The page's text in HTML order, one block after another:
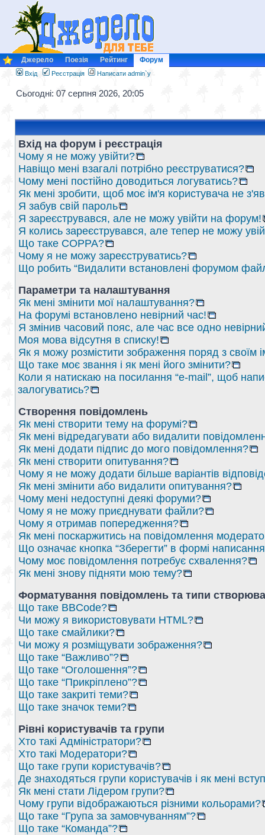
Джерело Поезія Рейтинг Форум
Вхід Реєстрація Написати admin`у
Сьогодні: 07 серпня 2026, 20:05
Вхід на форум і реєстрація
Чому я не можу увійти?
Навіщо мені взагалі потрібно реєструватися?
Чому мені постійно доводиться логуватись?
Як мені зробити, щоб моє ім'я користувача не
Я забув свій пароль
Я зареєструвався, але не можу увійти на форум!
Я колись зареєструвався, але тепер не можу
Що таке COPPA?
Чому я не можу зареєструватись?
Що робить “Видалити встановлені форумом
Параметри та налаштування
Як мені змінити мої налаштування?
На форумі встановлено невірний час!
Я змінив часовий пояс, але час все одно
Моя мова відсутня в списку!
Як я можу розмістити зображення поряд з своїм
Що таке моє звання і як мені його змінити?
Коли я натискаю на посилання “e-mail”, щоб
залогуватись?
Створення повідомлень
Як мені створити тему на форумі?
Як мені відредагувати або видалити
Як мені додати підпис до мого повідомлення?
Як мені створити опитування?
Чому я не можу додати більше варіантів
Як мені змінити або видалити опитування?
Чому мені недоступні деякі форуми?
Чому я не можу приєднувати файли?
Чому я отримав попередження?
Як мені поскаржитись на повідомлення
Що означає кнопка “Зберегти” в формі
Чому моє повідомлення потребує схвалення?
Як мені знову підняти мою тему?
Форматування повідомлень та типи
Що таке BBCode?
Чи можу я використовувати HTML?
Що таке смайлики?
Чи можу я розміщувати зображення?
Що таке “Важливо”?
Що таке “Оголошення”?
Що таке “Прикріплено”?
Що таке закриті теми?
Що таке значок теми?
Рівні користувачів та групи
Хто такі Адміністратори?
Хто такі Модератори?
Що таке групи користувачів?
Де знаходяться групи користувачів і як мені
Як мені стати Лідером групи?
Чому групи відображаються різними кольорами?
Що таке “Група за замовчуванням”?
Що таке “Команда”?